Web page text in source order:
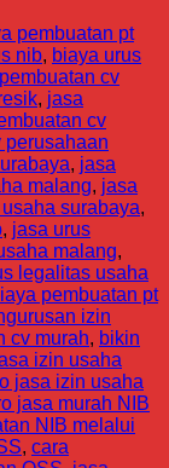
pembuatan pt
nib, biaya urus
cv
, jasa
cv
perusahaan
, jasa
malang, jasa
surabaya,
, jasa urus
malang,
legalitas usaha
pembuatan pt
izin
cv murah, bikin
izin usaha
jasa izin usaha
jasa murah NIB
NIB melalui
, cara